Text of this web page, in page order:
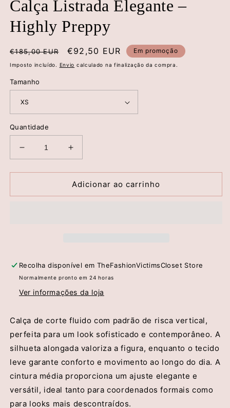
Calça Listrada Elegante –
Highly Preppy
Preço
normal
€185,00 EUR
Preço
de
€92,50 EUR Em promoção
Imposto incluído. Envio calculado na finalização da compra.
Tamanho
Quantidade
Diminuir
a
quantidade
Calça
Aumentar
a
quantidade
de
Calça
Adicionar ao carrinho
Recolha disponível em TheFashionVictimsCloset Store
Normalmente pronto em 24 horas
Ver informações da loja
Calça de corte fluido com padrão de risca vertical,
perfeita para um look sofisticado e contemporâneo. A
silhueta alongada valoriza a figura, enquanto o tecido
leve garante conforto e movimento ao longo do dia. A
cintura média proporciona um ajuste elegante e
versátil, ideal tanto para coordenados formais como
para looks mais descontraídos.